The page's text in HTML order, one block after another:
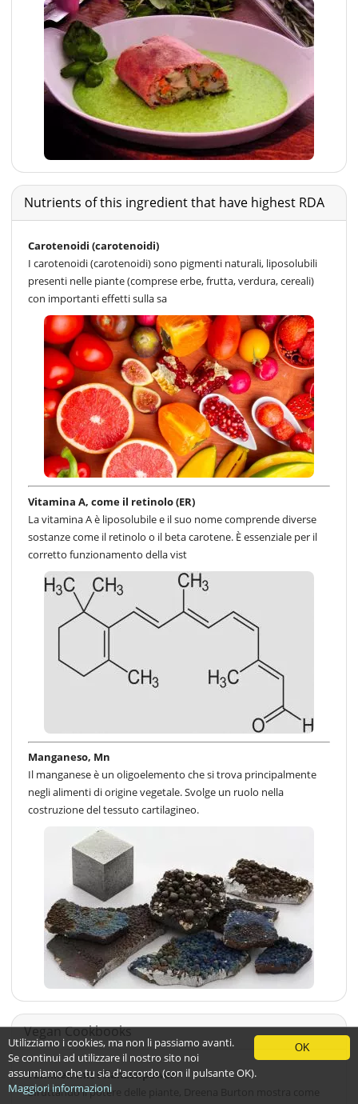
Nutrients of this ingredient that have highest RDA
Carotenoidi (carotenoidi)
I carotenoidi (carotenoidi) sono pigmenti naturali, liposolubili
presenti nelle piante (comprese erbe, frutta, verdura, cereali)
con importanti effetti sulla sa
Vitamina A, come il retinolo (ER)
La vitamina A è liposolubile e il suo nome comprende diverse
sostanze come il retinolo o il beta carotene. È essenziale per il
corretto funzionamento della vist
Manganeso, Mn
Il manganese è un oligoelemento che si trova principalmente
negli alimenti di origine vegetale. Svolge un ruolo nella
costruzione del tessuto cartilagineo.
Vegan Cookbooks
Familien mit Pflanzenpower
Sfruttando il potere delle piante, Dreena Burton mostra come
OK
Utilizziamo i cookies, ma non li passiamo avanti.
Se continui ad utilizzare il nostro sito noi
assumiamo che tu sia d'accordo (con il pulsante OK).
Maggiori informazioni